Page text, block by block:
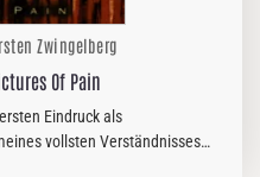
Zwingelberg
Of Pain
Eindruck als
vollsten Verständnisses